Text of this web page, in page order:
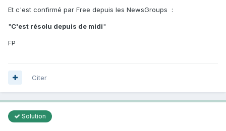
Et c'est confirmé par Free depuis les NewsGroups :
"C'est résolu depuis de midi"
FP
Citer
Solution